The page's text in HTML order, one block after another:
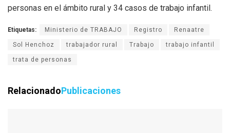
personas en el ámbito rural y 34 casos de trabajo infantil.
Etiquetas: Ministerio de TRABAJO Registro Renaatre
Sol Henchoz trabajador rural Trabajo trabajo infantil
trata de personas
RelacionadoPublicaciones